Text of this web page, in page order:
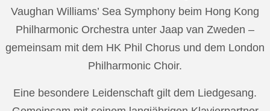
Vaughan Williams’ Sea Symphony beim Hong Kong
Philharmonic Orchestra unter Jaap van Zweden –
gemeinsam mit dem HK Phil Chorus und dem London
Philharmonic Choir.
Eine besondere Leidenschaft gilt dem Liedgesang.